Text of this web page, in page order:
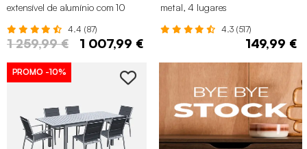
extensível de alumínio com 10
4.4 (87)
1 259,99 € 1 007,99 €
metal, 4 lugares
4.3 (517)
149,99 €
PROMO -10%